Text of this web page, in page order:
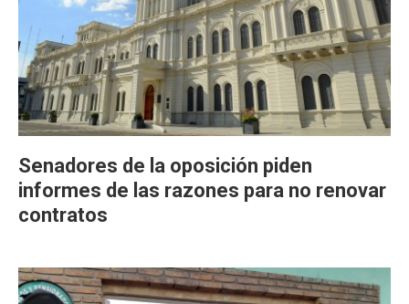
Senadores de la oposición piden
informes de las razones para no renovar
contratos